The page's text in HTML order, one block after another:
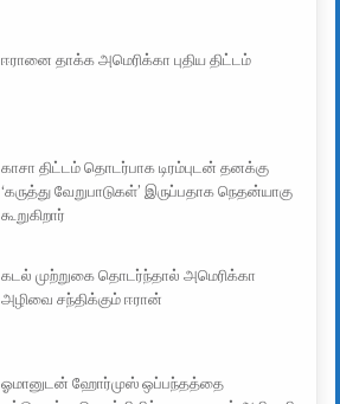
ஈரானை தாக்க அமெரிக்கா புதிய திட்டம்
காசா திட்டம் தொடர்பாக டிரம்புடன் தனக்கு
‘கருத்து வேறுபாடுகள்’ இருப்பதாக நெதன்யாகு
கூறுகிறார்
கடல் முற்றுகை தொடர்ந்தால் அமெரிக்கா
அழிவை சந்திக்கும் ஈரான்
ஓமானுடன் ஹோர்முஸ் ஒப்பந்தத்தை